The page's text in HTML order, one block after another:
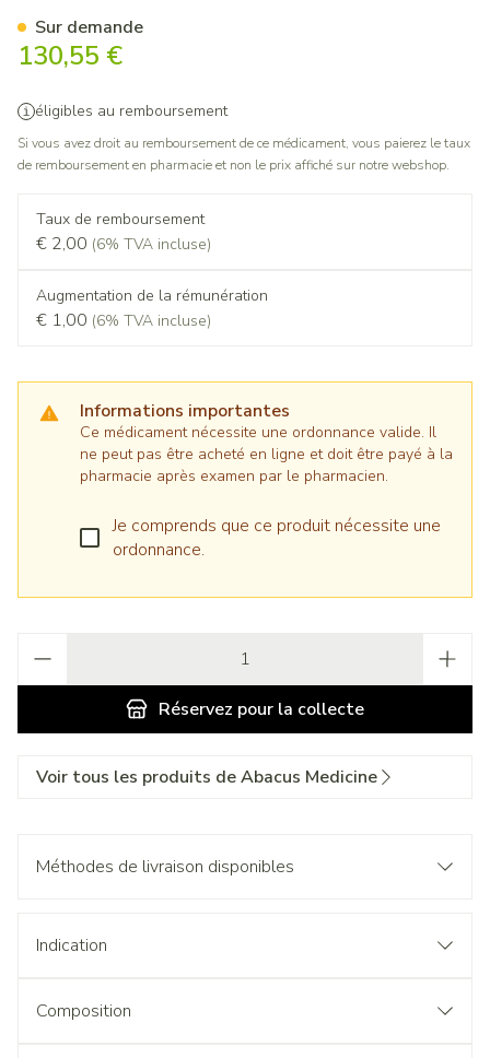
130,55 €
éligibles au remboursement
Si vous avez droit au remboursement de ce médicament, vous paierez le taux
de remboursement en pharmacie et non le prix affiché sur notre webshop.
Taux de remboursement
€ 2,00 (6% TVA incluse)
Augmentation de la rémunération
€ 1,00 (6% TVA incluse)
Informations importantes
Ce médicament nécessite une ordonnance valide. Il
ne peut pas être acheté en ligne et doit être payé à la
pharmacie après examen par le pharmacien.
Je comprends que ce produit nécessite une
ordonnance.
Réservez pour la collecte
Sur demande
Voir tous les produits de Abacus Medicine
Méthodes de livraison disponibles
Indication
Composition